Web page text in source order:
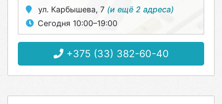
ул. Карбышева, 7 (и ещё 2 адреса)
Сегодня 10:00–19:00
+375 (33) 382-60-40